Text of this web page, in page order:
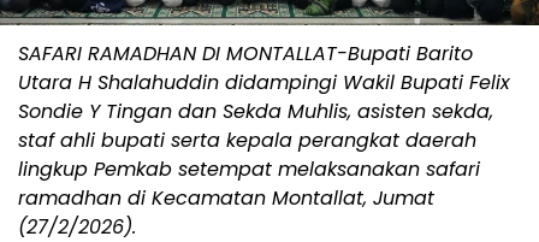
SAFARI RAMADHAN DI MONTALLAT-Bupati Barito
Utara H Shalahuddin didampingi Wakil Bupati Felix
Sondie Y Tingan dan Sekda Muhlis, asisten sekda,
staf ahli bupati serta kepala perangkat daerah
lingkup Pemkab setempat melaksanakan safari
ramadhan di Kecamatan Montallat, Jumat
(27/2/2026).